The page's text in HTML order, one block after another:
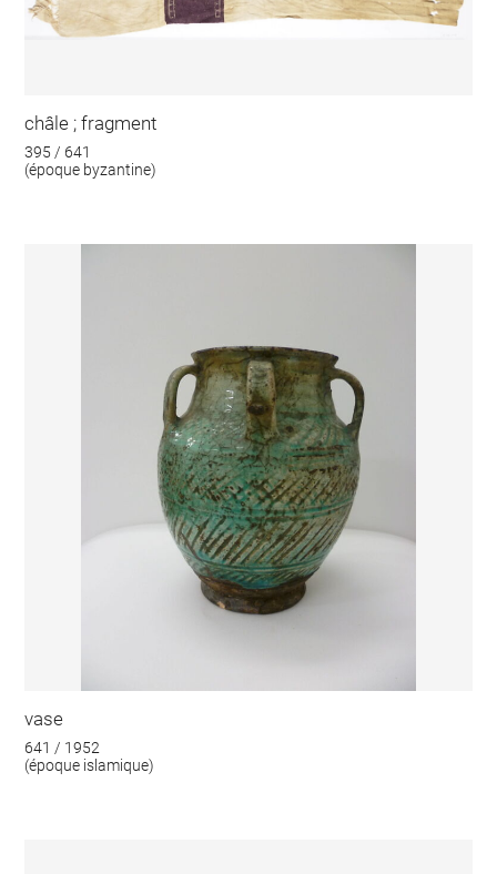
châle ; fragment
395 / 641
(époque byzantine)
vase
641 / 1952
(époque islamique)